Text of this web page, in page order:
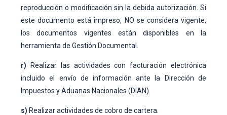
reproducción o modificación sin la debida autorización. Si
este documento está impreso, NO se considera vigente,
los documentos vigentes están disponibles en la
herramienta de Gestión Documental.
r) Realizar las actividades con facturación electrónica
incluido el envío de información ante la Dirección de
Impuestos y Aduanas Nacionales (DIAN).
s) Realizar actividades de cobro de cartera.